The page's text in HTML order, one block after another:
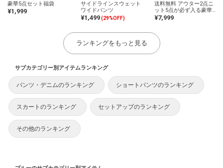
豪華5点セット福袋
¥1,999
サイドラインスウェット
ワイドパンツ
¥1,499 (29%OFF)
送料無料 アウター2点ニ
ット5点が必ず入る豪華
12点セット2026年福袋
¥7,999
ランキングをもっと見る
サブカテゴリー別アイテムランキング
パンツ・デニムのランキング ショートパンツのランキング
スカートのランキング セットアップのランキング
その他のランキング